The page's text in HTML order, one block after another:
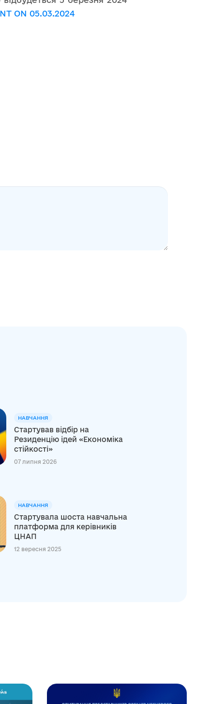
ON 05.03.2024
НАВЧАННЯ
Стартував відбір на
Резиденцію ідей «Економіка
стійкості»
07 липня 2026
НАВЧАННЯ
Стартувала шоста навчальна
платформа для керівників
ЦНАП
12 вересня 2025